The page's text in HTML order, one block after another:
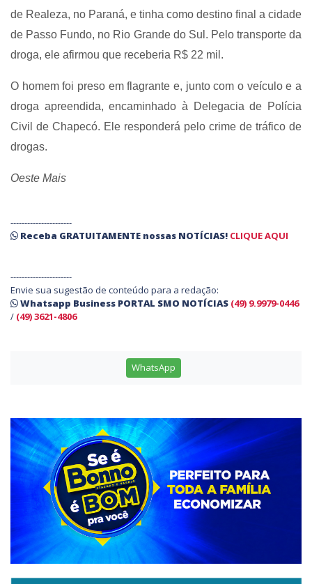
de Realeza, no Paraná, e tinha como destino final a cidade
de Passo Fundo, no Rio Grande do Sul. Pelo transporte da
droga, ele afirmou que receberia R$ 22 mil.
O homem foi preso em flagrante e, junto com o veículo e a
droga apreendida, encaminhado à Delegacia de Polícia
Civil de Chapecó. Ele responderá pelo crime de tráfico de
drogas.
Oeste Mais
----------------------
Receba GRATUITAMENTE nossas NOTÍCIAS! CLIQUE AQUI
----------------------
Envie sua sugestão de conteúdo para a redação:
Whatsapp Business PORTAL SMO NOTÍCIAS (49) 9.9979-0446
/ (49) 3621-4806
WhatsApp